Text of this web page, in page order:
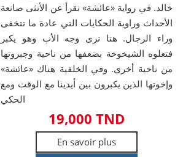
خالد. في رواية «عائشة» نقرأ عن الأنثى صانعة
الأحداث وراوية الحكايات التي عادة ما تتخفى
وراء الرجال. هنا نرى وجه الأب وهو يكبر
فتعلوه الشيخوخة بضعفها من ناحية وجبروتها
من ناحية أخرى. وفي الخلفية هناك «عائشة»
وإخوتها الذين يكبرون بين أيدينا مع الوقت ومع
الحكي
19,000 TND
En savoir plus